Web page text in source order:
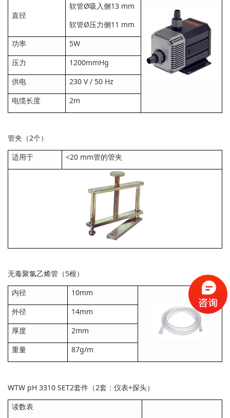
直径
软管Ø吸入侧13 mm
软管Ø压力侧11 mm
功率
5W
压力
1200mmHg
供电
230 V / 50 Hz
电缆长度
2m
管夹（2个）
适用于
<20 mm管的管夹
无毒聚氯乙烯管（5根）
内径
10mm
外径
14mm
厚度
2mm
重量
87g/m
WTW pH 3310 SET2套件（2套：仪表+探头）
读数表